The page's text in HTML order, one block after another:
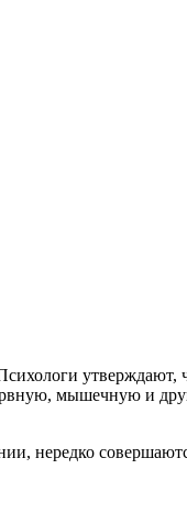
утверждают,
мышечную и
нередко